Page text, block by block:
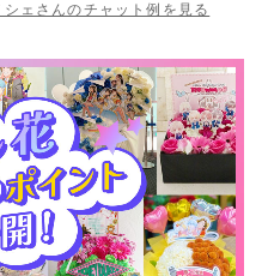
ェさんのチャット例を見る